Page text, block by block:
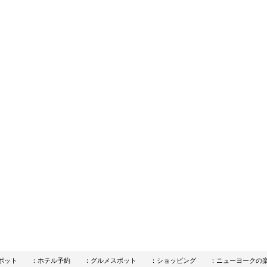
ット ：ホテル予約 ：グルメスポット ：ショッピング ：ニューヨークの